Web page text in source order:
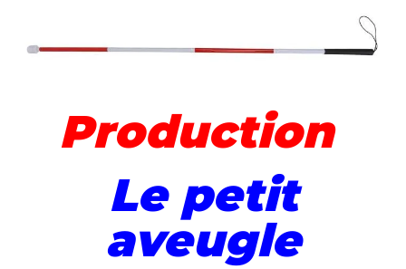
Production
Le petit
aveugle